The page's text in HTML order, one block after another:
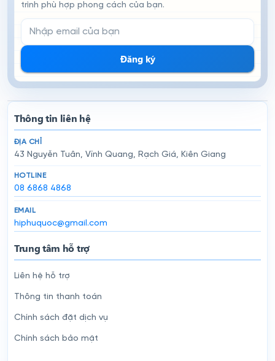
trình phù hợp phong cách của bạn.
Email đăng ký nhận tin
Đăng ký
Thông tin liên hệ
ĐỊA CHỈ
43 Nguyễn Tuân, Vĩnh Quang, Rạch Giá, Kiên Giang
HOTLINE
08 6868 4868
EMAIL
hiphuquoc@gmail.com
Trung tâm hỗ trợ
Liên hệ hỗ trợ
Thông tin thanh toán
Chính sách đặt dịch vụ
Chính sách bảo mật